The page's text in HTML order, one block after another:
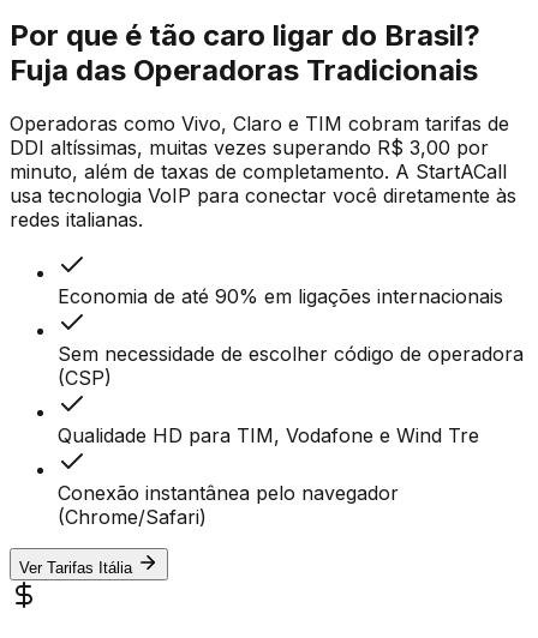
Por que é tão caro ligar do Brasil?
Fuja das Operadoras Tradicionais
Operadoras como Vivo, Claro e TIM cobram tarifas de
DDI altíssimas, muitas vezes superando R$ 3,00 por
minuto, além de taxas de completamento. A StartACall
usa tecnologia VoIP para conectar você diretamente às
redes italianas.
Economia de até 90% em ligações internacionais
Sem necessidade de escolher código de operadora
(CSP)
Qualidade HD para TIM, Vodafone e Wind Tre
Conexão instantânea pelo navegador
(Chrome/Safari)
Ver Tarifas Itália